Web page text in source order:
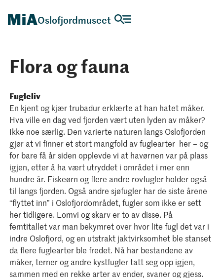
Oslofjordmuseet
Flora og fauna
Fugleliv
En kjent og kjær trubadur erklærte at han hatet måker.
Hva ville en dag ved fjorden vært uten lyden av måker?
Ikke noe særlig. Den varierte naturen langs Oslofjorden
gjør at vi finner et stort mangfold av fuglearter her – og
for bare få år siden opplevde vi at havørnen var på plass
igjen, etter å ha vært utryddet i området i mer enn
hundre år. Fiskeørn og flere andre rovfugler holder også
til langs fjorden. Også andre sjøfugler har de siste årene
“flyttet inn” i Oslofjordområdet, fugler som ikke er sett
her tidligere. Lomvi og skarv er to av disse. På
femtitallet var man bekymret over hvor lite fugl det var i
indre Oslofjord, og en utstrakt jaktvirksomhet ble stanset
da flere fuglearter ble fredet. Nå har bestandene av
måker, terner og andre kystfugler tatt seg opp igjen,
sammen med en rekke arter av ender, svaner og gjess.